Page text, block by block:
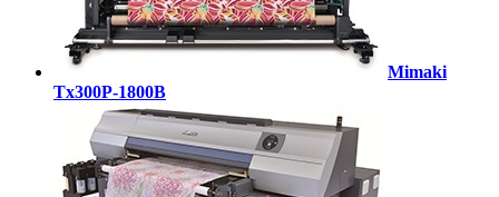
Mimaki
Tx300P-1800B